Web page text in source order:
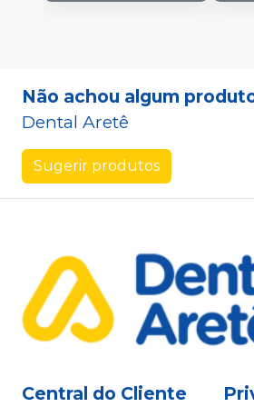
Não achou algum
Dental Aretê
Sugerir produtos
Central do Cliente